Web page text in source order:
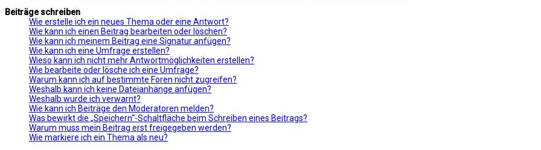
Beiträge schreiben
Wie erstelle ich ein neues Thema oder eine Antwort?
Wie kann ich einen Beitrag bearbeiten oder löschen?
Wie kann ich meinem Beitrag eine Signatur anfügen?
Wie kann ich eine Umfrage erstellen?
Wieso kann ich nicht mehr Antwortmöglichkeiten erstellen?
Wie bearbeite oder lösche ich eine Umfrage?
Warum kann ich auf bestimmte Foren nicht zugreifen?
Weshalb kann ich keine Dateianhänge anfügen?
Weshalb wurde ich verwarnt?
Wie kann ich Beiträge den Moderatoren melden?
Was bewirkt die „Speichern“-Schaltfläche beim Schreiben eines Beitrags?
Warum muss mein Beitrag erst freigegeben werden?
Wie markiere ich ein Thema als neu?